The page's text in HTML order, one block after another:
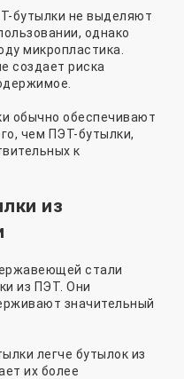
бутылки не выделяют
однако
микропластика.
создает риска
обычно обеспечивают
чем ПЭТ-бутылки,
к
из
стали
из ПЭТ. Они
значительный
легче бутылок из
их более